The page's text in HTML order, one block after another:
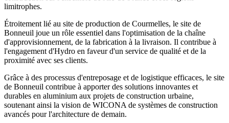
limitrophes.
Étroitement lié au site de production de Courmelles, le site de
Bonneuil joue un rôle essentiel dans l'optimisation de la chaîne
d'approvisionnement, de la fabrication à la livraison. Il contribue à
l'engagement d'Hydro en faveur d'un service de qualité et de la
proximité avec ses clients.
Grâce à des processus d'entreposage et de logistique efficaces, le site
de Bonneuil contribue à apporter des solutions innovantes et
durables en aluminium aux projets de construction urbaine,
soutenant ainsi la vision de WICONA de systèmes de construction
avancés pour l'architecture de demain.